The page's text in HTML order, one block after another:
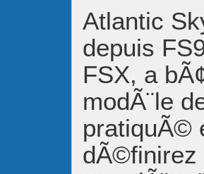
Atlantic
depuis
FSX, a
modÃ¨le
pratiquÃ©
dÃ©finirez